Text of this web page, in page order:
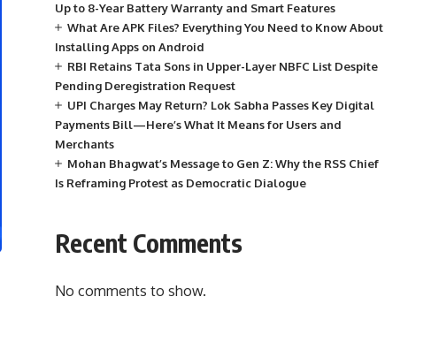
Up to 8-Year Battery Warranty and Smart Features
What Are APK Files? Everything You Need to Know About
Installing Apps on Android
RBI Retains Tata Sons in Upper-Layer NBFC List Despite
Pending Deregistration Request
UPI Charges May Return? Lok Sabha Passes Key Digital
Payments Bill—Here’s What It Means for Users and
Merchants
Mohan Bhagwat’s Message to Gen Z: Why the RSS Chief
Is Reframing Protest as Democratic Dialogue
Recent Comments
No comments to show.